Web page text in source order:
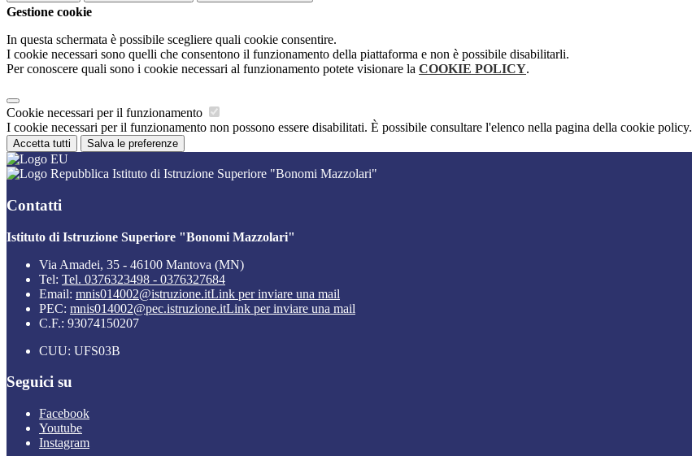
Gestione cookie
In questa schermata è possibile scegliere quali cookie consentire.
I cookie necessari sono quelli che consentono il funzionamento della piattaforma e non è possibile disabilitarli.
Per conoscere quali sono i cookie necessari al funzionamento potete visionare la COOKIE POLICY.
Cookie necessari per il funzionamento
I cookie necessari per il funzionamento non possono essere disabilitati. È possibile consultare l'elenco nella pagina della cookie policy.
Accetta tutti Salva le preferenze
Istituto di Istruzione Superiore "Bonomi Mazzolari"
Contatti
Istituto di Istruzione Superiore "Bonomi Mazzolari"
Via Amadei, 35 - 46100 Mantova (MN)
Tel: Tel. 0376323498 - 0376327684
Email: mnis014002@istruzione.itLink per inviare una mail
PEC: mnis014002@pec.istruzione.itLink per inviare una mail
C.F.: 93074150207
CUU: UFS03B
Seguici su
Facebook
Youtube
Instagram